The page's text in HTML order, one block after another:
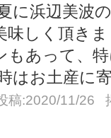
に浜辺美波
味しく頂き
もあって、
はお土産に
投稿:2020/11/26